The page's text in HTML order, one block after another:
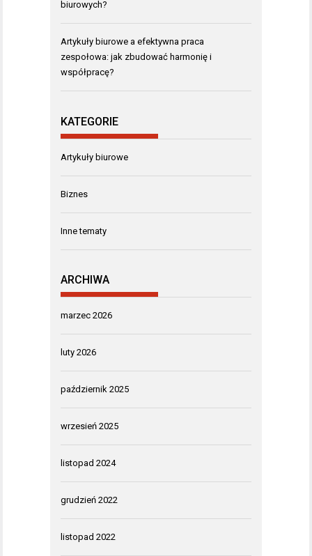
biurowych?
Artykuły biurowe a efektywna praca
zespołowa: jak zbudować harmonię i
współpracę?
KATEGORIE
Artykuły biurowe
Biznes
Inne tematy
ARCHIWA
marzec 2026
luty 2026
październik 2025
wrzesień 2025
listopad 2024
grudzień 2022
listopad 2022